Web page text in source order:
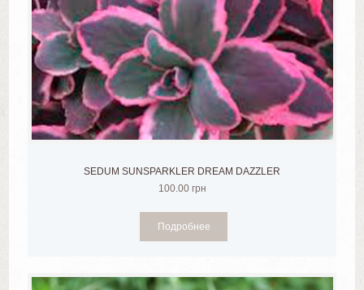
SEDUM SUNSPARKLER DREAM DAZZLER
100.00 грн
Подробнее